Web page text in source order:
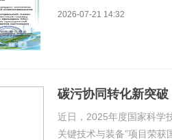
电建、中石油等知名企业
具有代表性、可复制、可
2026-07-21 14:32
碳污协同转化新突
家科技进步奖二等奖
近日，2025年度国家科学
关键技术与装备”项目荣